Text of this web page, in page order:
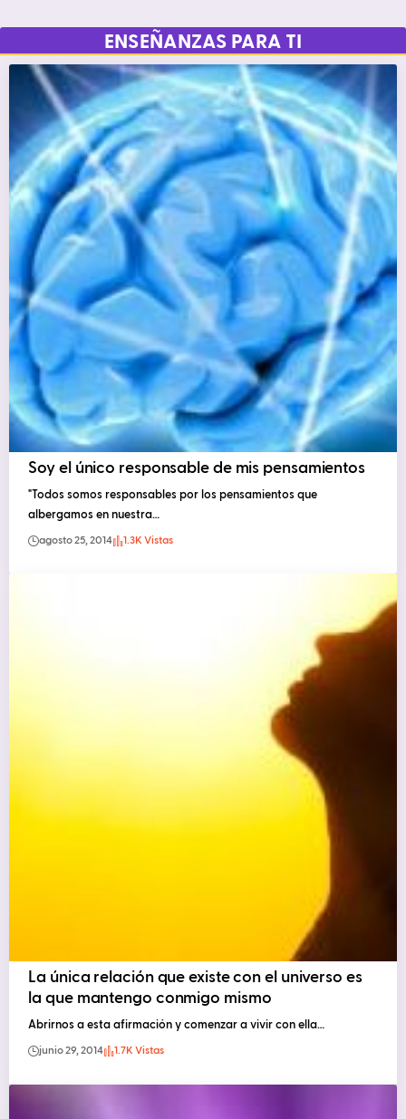
ENSEÑANZAS PARA TI
Soy el único responsable de mis pensamientos
"Todos somos responsables por los pensamientos que
albergamos en nuestra…
agosto 25, 2014 1.3K Vistas
La única relación que existe con el universo es
la que mantengo conmigo mismo
Abrirnos a esta afirmación y comenzar a vivir con ella…
junio 29, 2014 1.7K Vistas